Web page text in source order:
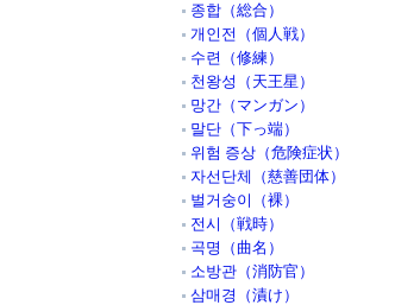
종합（総合）
개인전（個人戦）
수련（修練）
천왕성（天王星）
망간（マンガン）
말단（下っ端）
위험 증상（危険症状）
자선단체（慈善団体）
벌거숭이（裸）
전시（戦時）
곡명（曲名）
소방관（消防官）
삼매경（漬け）